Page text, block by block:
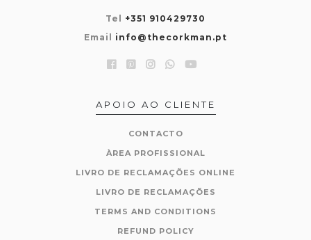
Tel +351 910429730
Email info@thecorkman.pt
APOIO AO CLIENTE
CONTACTO
ÀREA PROFISSIONAL
LIVRO DE RECLAMAÇÕES ONLINE
LIVRO DE RECLAMAÇÕES
TERMS AND CONDITIONS
REFUND POLICY